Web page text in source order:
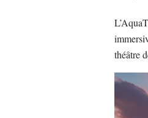
théâtre